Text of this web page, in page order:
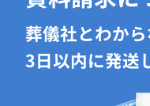
葬儀社とわから
3日以内に発送